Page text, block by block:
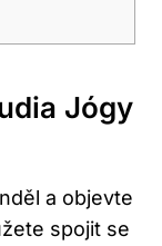
Jógy
a objevte
spojit se